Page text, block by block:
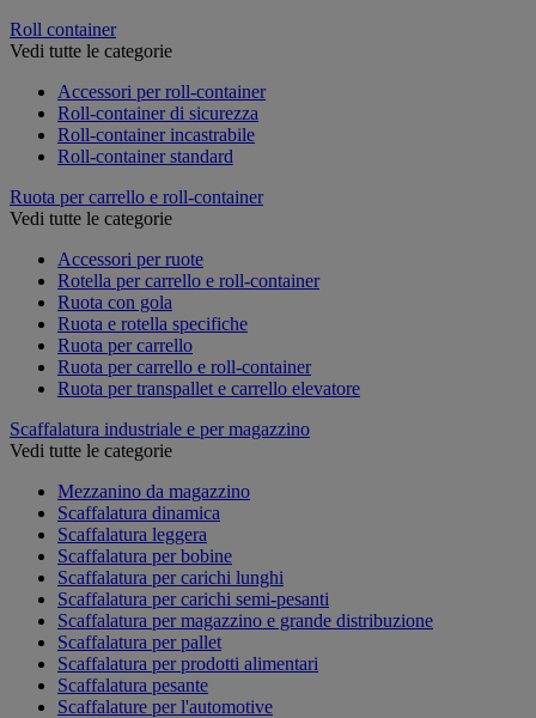
Roll container
Vedi tutte le categorie
Accessori per roll-container
Roll-container di sicurezza
Roll-container incastrabile
Roll-container standard
Ruota per carrello e roll-container
Vedi tutte le categorie
Accessori per ruote
Rotella per carrello e roll-container
Ruota con gola
Ruota e rotella specifiche
Ruota per carrello
Ruota per carrello e roll-container
Ruota per transpallet e carrello elevatore
Scaffalatura industriale e per magazzino
Vedi tutte le categorie
Mezzanino da magazzino
Scaffalatura dinamica
Scaffalatura leggera
Scaffalatura per bobine
Scaffalatura per carichi lunghi
Scaffalatura per carichi semi-pesanti
Scaffalatura per magazzino e grande distribuzione
Scaffalatura per pallet
Scaffalatura per prodotti alimentari
Scaffalatura pesante
Scaffalature per l'automotive